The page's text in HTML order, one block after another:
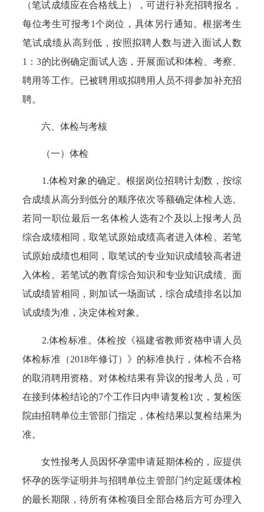
（笔试成绩应在合格线上），可进行补充招聘报名，
每位考生可报考1个岗位，具体另行通知。根据考生
笔试成绩从高到低，按照拟聘人数与进入面试人数
1：3的比例确定面试人选，开展面试和体检、考察、
聘用等工作。已被聘用或拟聘用人员不得参加补充招
聘。
六、体检与考核
（一）体检
1.体检对象的确定。根据岗位招聘计划数，按综
合成绩从高分到低分的顺序依次等额确定体检人选。
若同一职位最后一名体检人选有2个及以上报考人员
综合成绩相同，取笔试原始成绩高者进入体检。若笔
试原始成绩也相同，取笔试的专业知识成绩较高者进
入体检。若笔试的教育综合知识和专业知识成绩、面
试成绩皆相同，则加试一场面试，综合成绩排名以加
试成绩为准，决定体检对象。
2.体检标准。体检按《福建省教师资格申请人员
体检标准（2018年修订）》的标准执行，体检不合格
的取消聘用资格。对体检结果有异议的报考人员，可
在接到体检结论的7个工作日内申请复检1次，复检医
院由招聘单位主管部门指定，体检结果以复检结果为
准。
女性报考人员因怀孕需申请延期体检的，应提供
怀孕的医学证明并与招聘单位主管部门约定延缓体检
的最长期限，待所有体检项目全部合格后方可办理入